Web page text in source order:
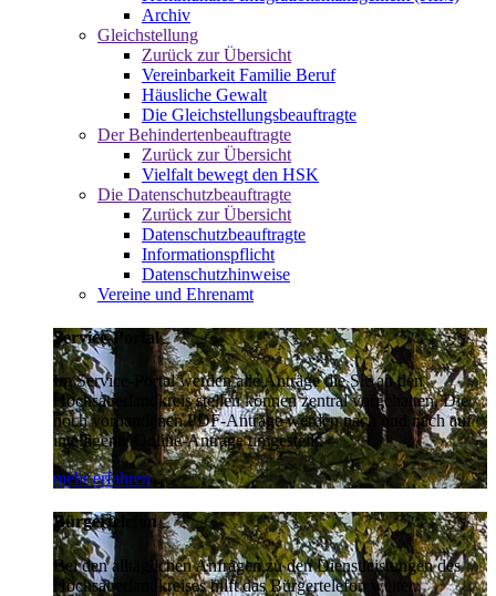
Archiv
Gleichstellung
Zurück zur Übersicht
Vereinbarkeit Familie Beruf
Häusliche Gewalt
Die Gleichstellungsbeauftragte
Der Behindertenbeauftragte
Zurück zur Übersicht
Vielfalt bewegt den HSK
Die Datenschutzbeauftragte
Zurück zur Übersicht
Datenschutzbeauftragte
Informationspflicht
Datenschutzhinweise
Vereine und Ehrenamt
Service-Portal
Im Service-Portal werden alle Anträge die Sie an den
Hochsauerlandkreis stellen können zentral vorgehalten. Die
noch vorhandenen PDF-Anträge werden nach und nach auf
intelligente Online-Anträge umgestellt.
mehr erfahren
Bürgertelefon
Bei den alltäglichen Anfragen zu den Dienstleistungen des
Hochsauerlandkreises hilft das Bürgertelefon weiter.